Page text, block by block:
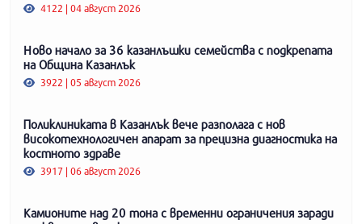
4122 | 04 август 2026
Ново начало за 36 казанлъшки семейства с подкрепата
на Община Казанлък
3922 | 05 август 2026
Поликлиниката в Казанлък вече разполага с нов
високотехнологичен апарат за прецизна диагностика на
костното здраве
3917 | 06 август 2026
Камионите над 20 тона с временни ограничения заради